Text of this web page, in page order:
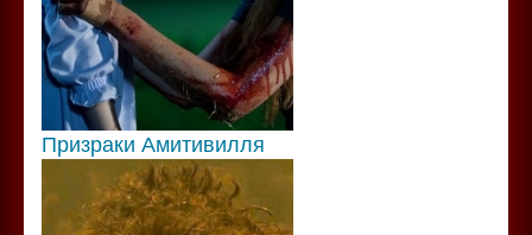
Призраки Амитивилля